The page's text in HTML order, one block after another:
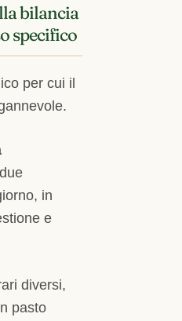
bilancia
specifico
per cui il
in
e
diversi,
pasto